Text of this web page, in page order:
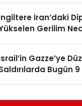
İran’daki
Gerilim
Gazze’ye
Bugün 9